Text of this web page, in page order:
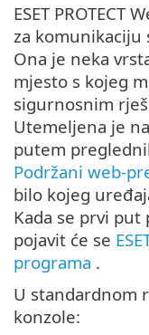
ESET PROTECT
za komunikaciju
Ona je neka
mjesto s kojeg
sigurnosnim
Utemeljena je
putem
Podržani web-
bilo kojeg
Kada se prvi
pojavit će se
programa .
U standardnom
konzole: